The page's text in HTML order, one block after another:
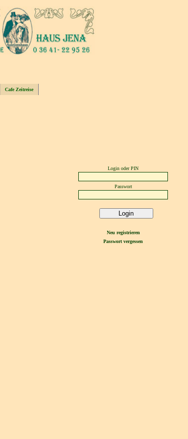
Cafe Zeitreise
Login oder PIN
Passwort
Neu registrieren
Passwort vergessen